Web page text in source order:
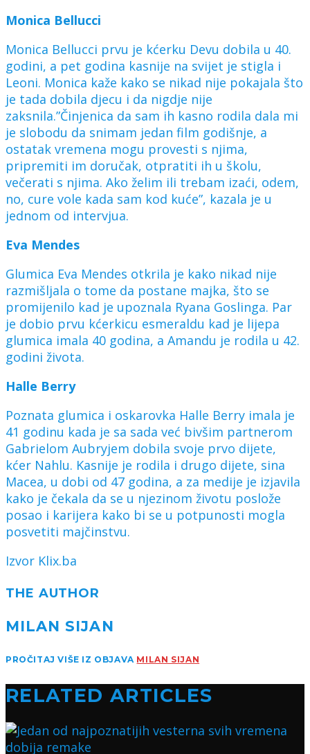
Monica Bellucci
Monica Bellucci prvu je kćerku Devu dobila u 40.
godini, a pet godina kasnije na svijet je stigla i
Leoni. Monica kaže kako se nikad nije pokajala što
je tada dobila djecu i da nigdje nije
zaksnila.”Činjenica da sam ih kasno rodila dala mi
je slobodu da snimam jedan film godišnje, a
ostatak vremena mogu provesti s njima,
pripremiti im doručak, otpratiti ih u školu,
večerati s njima. Ako želim ili trebam izaći, odem,
no, cure vole kada sam kod kuće”, kazala je u
jednom od intervjua.
Eva Mendes
Glumica Eva Mendes otkrila je kako nikad nije
razmišljala o tome da postane majka, što se
promijenilo kad je upoznala Ryana Goslinga. Par
je dobio prvu kćerkicu esmeraldu kad je lijepa
glumica imala 40 godina, a Amandu je rodila u 42.
godini života.
Halle Berry
Poznata glumica i oskarovka Halle Berry imala je
41 godinu kada je sa sada već bivšim partnerom
Gabrielom Aubryjem dobila svoje prvo dijete,
kćer Nahlu. Kasnije je rodila i drugo dijete, sina
Macea, u dobi od 47 godina, a za medije je izjavila
kako je čekala da se u njezinom životu poslože
posao i karijera kako bi se u potpunosti mogla
posvetiti majčinstvu.
Izvor Klix.ba
THE AUTHOR
MILAN SIJAN
PROČITAJ VIŠE IZ OBJAVA MILAN SIJAN
RELATED ARTICLES